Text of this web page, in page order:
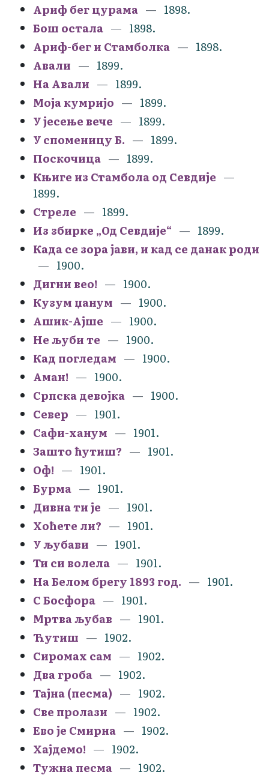
Ариф бег цурама
1898.
Бош остала
1898.
Ариф-бег и Стамболка
1898.
Авали
1899.
На Авали
1899.
Моја кумријо
1899.
У јесење вече
1899.
У споменицу Б.
1899.
Поскочица
1899.
Књиге из Стамбола од Севдије
1899.
Стреле
1899.
Из збирке „Од Севдије“
1899.
Када се зора јави, и кад се данак роди
1900.
Дигни вео!
1900.
Кузум џанум
1900.
Ашик-Ајше
1900.
Не љуби те
1900.
Кад погледам
1900.
Аман!
1900.
Српска девојка
1900.
Север
1901.
Сафи-ханум
1901.
Зашто ћутиш?
1901.
Оф!
1901.
Бурма
1901.
Дивна ти је
1901.
Хоћете ли?
1901.
У љубави
1901.
Ти си волела
1901.
На Белом брегу 1893 год.
1901.
С Босфора
1901.
Мртва љубав
1901.
Ћутиш
1902.
Сиромах сам
1902.
Два гроба
1902.
Тајна (песма)
1902.
Све пролази
1902.
Ево је Смирна
1902.
Хајдемо!
1902.
Тужна песма
1902.